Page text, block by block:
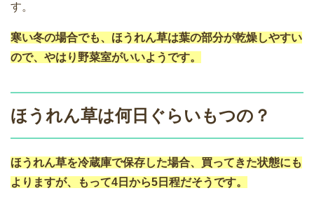
す。
寒い冬の場合でも、ほうれん草は葉の部分が乾燥しやすい
ので、やはり野菜室がいいようです。
ほうれん草は何日ぐらいもつの？
ほうれん草を冷蔵庫で保存した場合、買ってきた状態にも
よりますが、もって4日から5日程だそうです。